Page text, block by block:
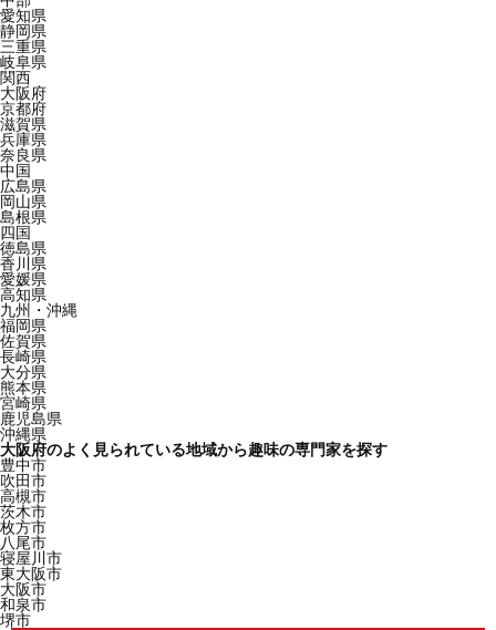
愛知県
静岡県
三重県
岐阜県
関西
大阪府
京都府
滋賀県
兵庫県
奈良県
中国
広島県
岡山県
島根県
四国
徳島県
香川県
愛媛県
高知県
九州・沖縄
福岡県
佐賀県
長崎県
大分県
熊本県
宮崎県
鹿児島県
沖縄県
大阪府のよく見られている地域から趣味の専門家を探す
豊中市
吹田市
高槻市
茨木市
枚方市
八尾市
寝屋川市
東大阪市
大阪市
和泉市
堺市